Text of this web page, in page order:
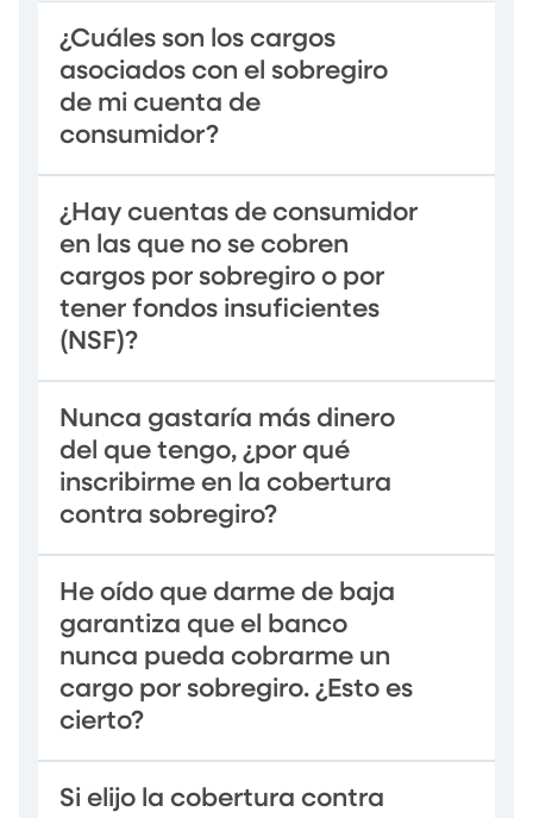
¿Cuáles son los cargos
asociados con el sobregiro
de mi cuenta de
consumidor?
¿Hay cuentas de consumidor
en las que no se cobren
cargos por sobregiro o por
tener fondos insuficientes
(NSF)?
Nunca gastaría más dinero
del que tengo, ¿por qué
inscribirme en la cobertura
contra sobregiro?
He oído que darme de baja
garantiza que el banco
nunca pueda cobrarme un
cargo por sobregiro. ¿Esto es
cierto?
Si elijo la cobertura contra